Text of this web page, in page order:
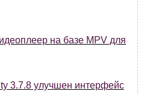
на базе MPV для
3.7.8 улучшен интерфейс